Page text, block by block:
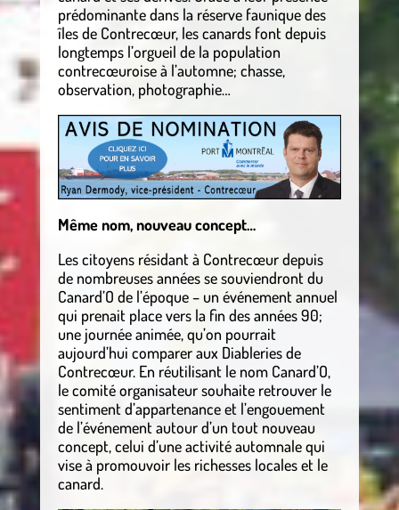
prédominante dans la réserve faunique des
îles de Contrecœur, les canards font depuis
longtemps l’orgueil de la population
contrecœuroise à l’automne; chasse,
observation, photographie…
Même nom, nouveau concept…
Les citoyens résidant à Contrecœur depuis
de nombreuses années se souviendront du
Canard’O de l’époque – un événement annuel
qui prenait place vers la fin des années 90;
une journée animée, qu’on pourrait
aujourd’hui comparer aux Diableries de
Contrecœur. En réutilisant le nom Canard’O,
le comité organisateur souhaite retrouver le
sentiment d’appartenance et l’engouement
de l’événement autour d’un tout nouveau
concept, celui d’une activité automnale qui
vise à promouvoir les richesses locales et le
canard.